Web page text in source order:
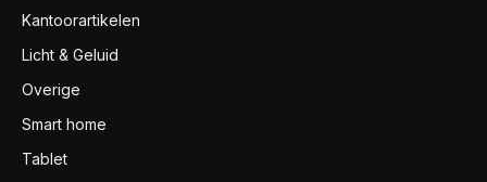
Kantoorartikelen
Licht & Geluid
Overige
Smart home
Tablet